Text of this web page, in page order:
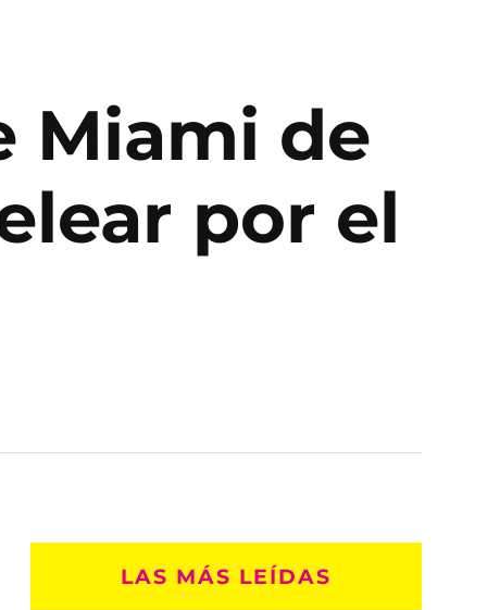
Miami de
por el
LAS MÁS LEÍDAS